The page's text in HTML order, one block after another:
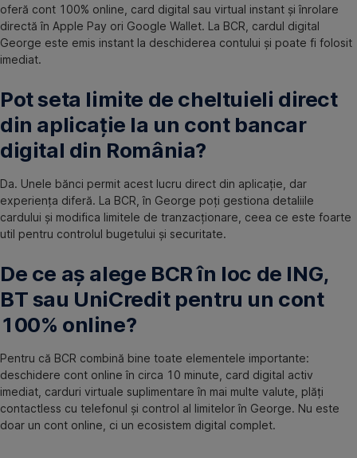
oferă cont 100% online, card digital sau virtual instant și înrolare
directă în Apple Pay ori Google Wallet. La BCR, cardul digital
George este emis instant la deschiderea contului și poate fi folosit
imediat.
Pot seta limite de cheltuieli direct
din aplicație la un cont bancar
digital din România?
Da. Unele bănci permit acest lucru direct din aplicație, dar
experiența diferă. La BCR, în George poți gestiona detaliile
cardului și modifica limitele de tranzacționare, ceea ce este foarte
util pentru controlul bugetului și securitate.
De ce aș alege BCR în loc de ING,
BT sau UniCredit pentru un cont
100% online?
Pentru că BCR combină bine toate elementele importante:
deschidere cont online în circa 10 minute, card digital activ
imediat, carduri virtuale suplimentare în mai multe valute, plăți
contactless cu telefonul și control al limitelor în George. Nu este
doar un cont online, ci un ecosistem digital complet.